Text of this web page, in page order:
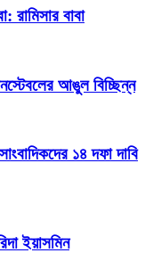
রামিসার বাবা
আঙুল বিচ্ছিন্ন
১৪ দফা দাবি
ইয়াসমিন